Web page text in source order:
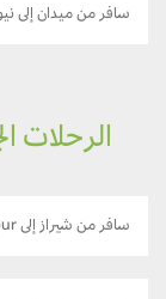
سافر من ميدان إلى
الرحلات
سافر من شيراز إلى Jaipur